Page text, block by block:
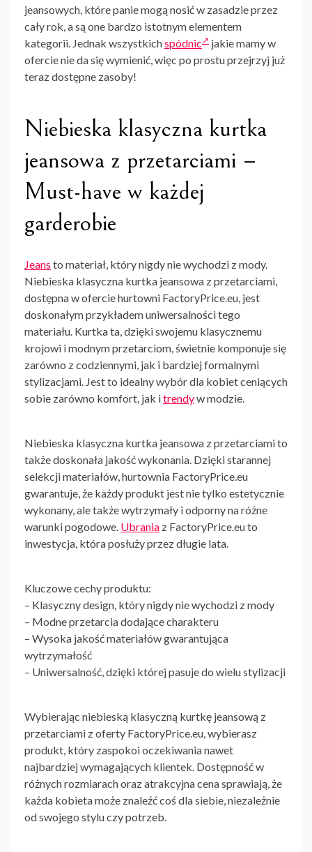
jeansowych, które panie mogą nosić w zasadzie przez
cały rok, a są one bardzo istotnym elementem
kategorii. Jednak wszystkichspódnic
jakie mamy w
ofercie nie da się wymienić, więc po prostu przejrzyj już
teraz dostępne zasoby!
Niebieska klasyczna kurtka
jeansowa z przetarciami –
Must-have w każdej
garderobie
Jeans to materiał, który nigdy nie wychodzi z mody.
Niebieska klasyczna kurtka jeansowa z przetarciami,
dostępna w ofercie hurtowni FactoryPrice.eu, jest
doskonałym przykładem uniwersalności tego
materiału. Kurtka ta, dzięki swojemu klasycznemu
krojowi i modnym przetarciom, świetnie komponuje się
zarówno z codziennymi, jak i bardziej formalnymi
stylizacjami. Jest to idealny wybór dla kobiet ceniących
sobie zarówno komfort, jak itrendyw modzie.
Niebieska klasyczna kurtka jeansowa z przetarciami to
także doskonała jakość wykonania. Dzięki starannej
selekcji materiałów, hurtownia FactoryPrice.eu
gwarantuje, że każdy produkt jest nie tylko estetycznie
wykonany, ale także wytrzymały i odporny na różne
warunki pogodowe. Ubrania z FactoryPrice.eu to
inwestycja, która posłuży przez długie lata.
Kluczowe cechy produktu:
– Klasyczny design, który nigdy nie wychodzi z mody
– Modne przetarcia dodające charakteru
– Wysoka jakość materiałów gwarantująca
wytrzymałość
– Uniwersalność, dzięki której pasuje do wielu stylizacji
Wybierając niebieską klasyczną kurtkę jeansową z
przetarciami z oferty FactoryPrice.eu, wybierasz
produkt, który zaspokoi oczekiwania nawet
najbardziej wymagających klientek. Dostępność w
różnych rozmiarach oraz atrakcyjna cena sprawiają, że
każda kobieta może znaleźć coś dla siebie, niezależnie
od swojego stylu czy potrzeb.